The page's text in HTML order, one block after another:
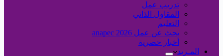
تدريب عمل
المقاول الذاتي
التعليم
بحث عن عمل 2026 anapec
أخبار حصرية
المـزيد